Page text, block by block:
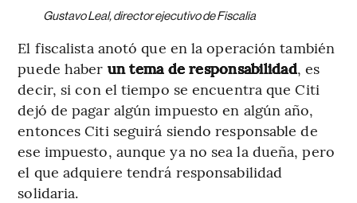
Gustavo Leal, director ejecutivo de Fiscalia
El fiscalista anotó que en la operación también
puede haber un tema de responsabilidad, es
decir, si con el tiempo se encuentra que Citi
dejó de pagar algún impuesto en algún año,
entonces Citi seguirá siendo responsable de
ese impuesto, aunque ya no sea la dueña, pero
el que adquiere tendrá responsabilidad
solidaria.